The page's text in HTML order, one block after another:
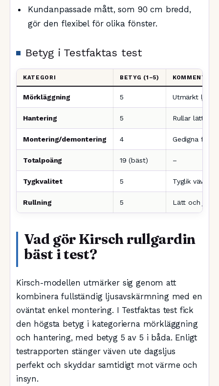
Kundanpassade mått, som 90 cm bredd,
gör den flexibel för olika fönster.
Betyg i Testfaktas test
KATEGORI BETYG (1–5) KOMMENTAR
Mörkläggning 5 Utmärkt
Hantering 5 Rullar lätt
Montering/demontering 4 Gedigna
Totalpoäng 19 (bäst) –
Tygkvalitet 5 Tyglik väv,
Rullning 5 Lätt och
Vad gör Kirsch rullgardin
bäst i test?
Kirsch-modellen utmärker sig genom att
kombinera fullständig ljusavskärmning med en
oväntat enkel montering. I Testfaktas test fick
den högsta betyg i kategorierna mörkläggning
och hantering, med betyg 5 av 5 i båda. Enligt
testrapporten stänger väven ute dagsljus
perfekt och skyddar samtidigt mot värme och
insyn.